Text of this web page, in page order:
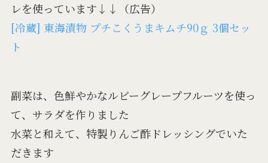
レを使っています↓↓（広告）
[冷蔵] 東海漬物 プチこくうまキムチ90ｇ 3個セッ
ト
副菜は、色鮮やかなルビーグレープフルーツを使っ
て、サラダを作りました
水菜と和えて、特製りんご酢ドレッシングでいた
だきます